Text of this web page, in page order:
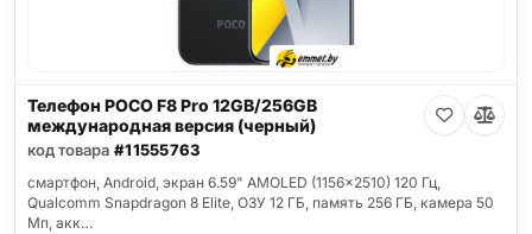
Телефон POCO F8 Pro 12GB/256GB
международная версия (черный)
код товара #11555763
смартфон, Android, экран 6.59" AMOLED (1156x2510) 120 Гц,
Qualcomm Snapdragon 8 Elite, ОЗУ 12 ГБ, память 256 ГБ, камера 50
Мп, акк…